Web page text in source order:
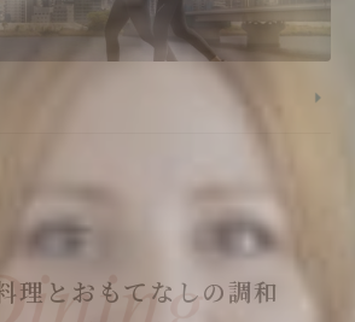
理とおもてなしの調和